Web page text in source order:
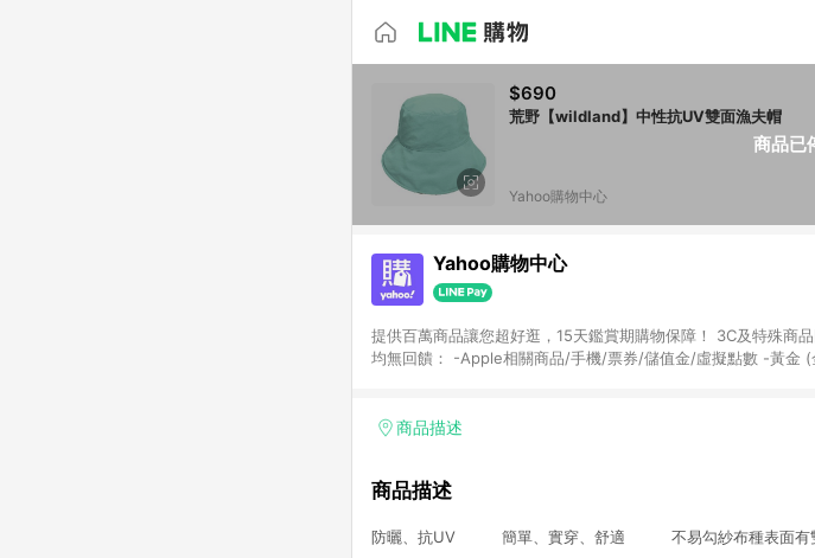
商品已
$690
荒野【wildland】中性抗UV雙面漁夫帽
Yahoo購物中心
Yahoo購物中心
提供百萬商品讓您超好逛，15天鑑賞期購物保障！ 3C及特殊商品回饋，請以訂
均無回饋： -Apple相關商品/手機/票券/儲值金/虛擬點數 -黃金
Yahoo超贈點回饋者 - 購物中心商店之商品：商品賣場中有標示
商品描述
商品描述
防曬、抗UV 簡單、實穿、舒適 不易勾紗布種表面有